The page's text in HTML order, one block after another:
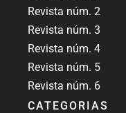
Revista núm. 2
Revista núm. 3
Revista núm. 4
Revista núm. 5
Revista núm. 6
CATEGORIAS